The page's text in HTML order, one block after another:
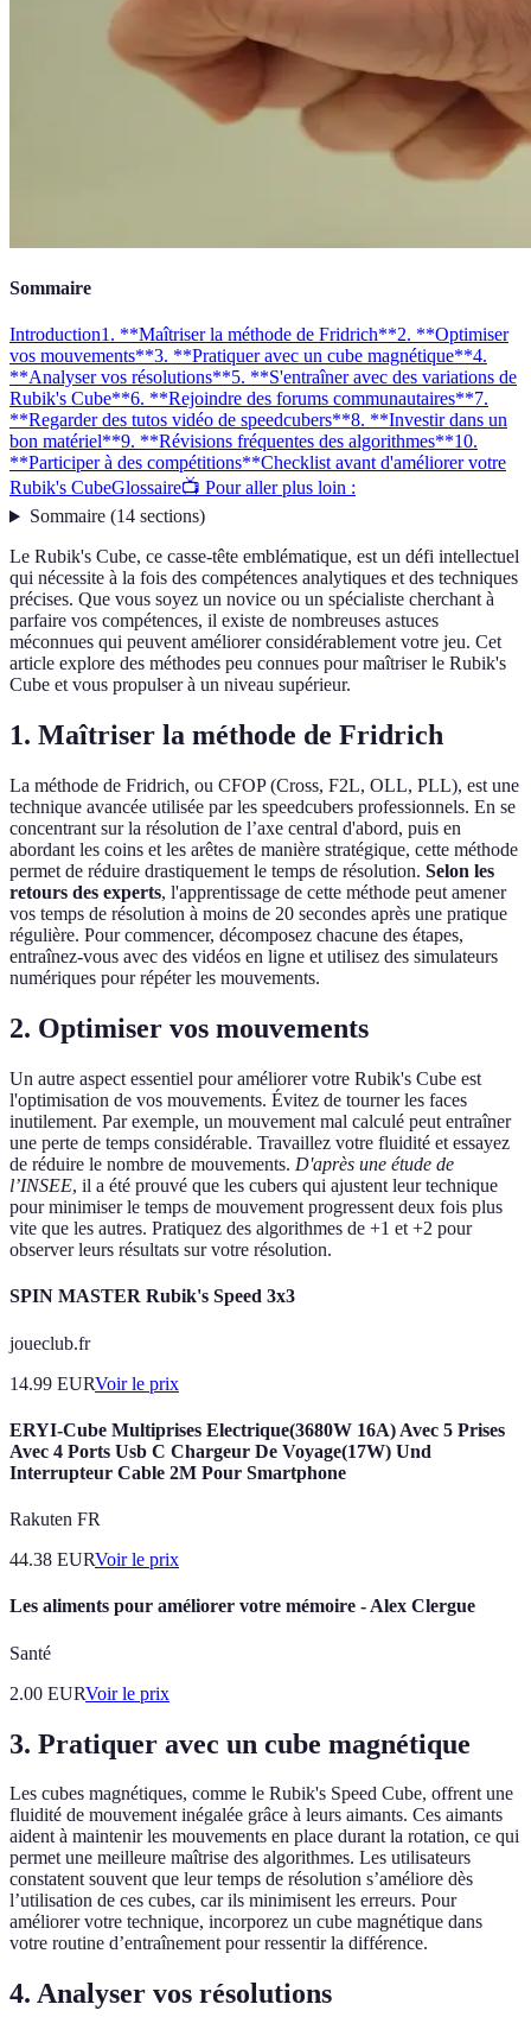
Sommaire
Introduction1. **Maîtriser la méthode de Fridrich**2. **Optimiser
vos mouvements**3. **Pratiquer avec un cube magnétique**4.
**Analyser vos résolutions**5. **S'entraîner avec des variations de
Rubik's Cube**6. **Rejoindre des forums communautaires**7.
**Regarder des tutos vidéo de speedcubers**8. **Investir dans un
bon matériel**9. **Révisions fréquentes des algorithmes**10.
**Participer à des compétitions**Checklist avant d'améliorer votre
Rubik's CubeGlossaire📺 Pour aller plus loin :
Sommaire(14 sections)
Le Rubik's Cube, ce casse-tête emblématique, est un défi intellectuel
qui nécessite à la fois des compétences analytiques et des techniques
précises. Que vous soyez un novice ou un spécialiste cherchant à
parfaire vos compétences, il existe de nombreuses astuces
méconnues qui peuvent améliorer considérablement votre jeu. Cet
article explore des méthodes peu connues pour maîtriser le Rubik's
Cube et vous propulser à un niveau supérieur.
1. Maîtriser la méthode de Fridrich
La méthode de Fridrich, ou CFOP (Cross, F2L, OLL, PLL), est une
technique avancée utilisée par les speedcubers professionnels. En se
concentrant sur la résolution de l’axe central d'abord, puis en
abordant les coins et les arêtes de manière stratégique, cette méthode
permet de réduire drastiquement le temps de résolution. Selon les
retours des experts, l'apprentissage de cette méthode peut amener
vos temps de résolution à moins de 20 secondes après une pratique
régulière. Pour commencer, décomposez chacune des étapes,
entraînez-vous avec des vidéos en ligne et utilisez des simulateurs
numériques pour répéter les mouvements.
2. Optimiser vos mouvements
Un autre aspect essentiel pour améliorer votre Rubik's Cube est
l'optimisation de vos mouvements. Évitez de tourner les faces
inutilement. Par exemple, un mouvement mal calculé peut entraîner
une perte de temps considérable. Travaillez votre fluidité et essayez
de réduire le nombre de mouvements. D'après une étude de
l’INSEE, il a été prouvé que les cubers qui ajustent leur technique
pour minimiser le temps de mouvement progressent deux fois plus
vite que les autres. Pratiquez des algorithmes de +1 et +2 pour
observer leurs résultats sur votre résolution.
SPIN MASTER Rubik's Speed 3x3
joueclub.fr
14.99 EURVoir le prix
ERYI-Cube Multiprises Electrique(3680W 16A) Avec 5 Prises
Avec 4 Ports Usb C Chargeur De Voyage(17W) Und
Interrupteur Cable 2M Pour Smartphone
Rakuten FR
44.38 EURVoir le prix
Les aliments pour améliorer votre mémoire - Alex Clergue
Santé
2.00 EURVoir le prix
3. Pratiquer avec un cube magnétique
Les cubes magnétiques, comme le Rubik's Speed Cube, offrent une
fluidité de mouvement inégalée grâce à leurs aimants. Ces aimants
aident à maintenir les mouvements en place durant la rotation, ce qui
permet une meilleure maîtrise des algorithmes. Les utilisateurs
constatent souvent que leur temps de résolution s’améliore dès
l’utilisation de ces cubes, car ils minimisent les erreurs. Pour
améliorer votre technique, incorporez un cube magnétique dans
votre routine d’entraînement pour ressentir la différence.
4. Analyser vos résolutions